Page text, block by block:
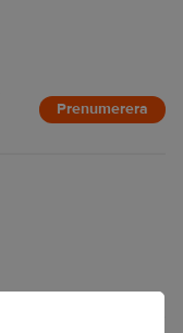
Prenumerera